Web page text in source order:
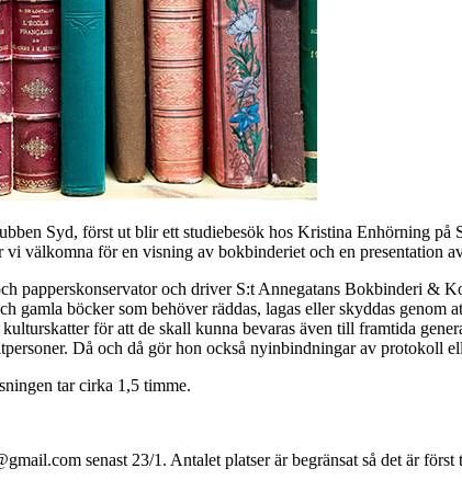
Syd, först ut blir ett studiebesök hos Kristina Enhörning på
vi välkomna för en visning av bokbinderiet och en presentation
papperskonservator och driver S:t Annegatans Bokbinderi &
gamla böcker som behöver räddas, lagas eller skyddas genom
för att de skall kunna bevaras även till framtida
Då och då gör hon också nyinbindningar av protokoll
tar cirka 1,5 timme.
senast 23/1. Antalet platser är begränsat så det är